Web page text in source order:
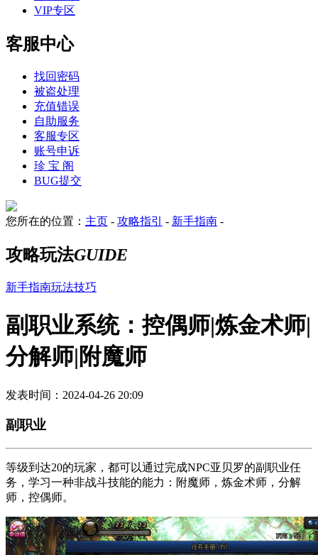
VIP专区
客服中心
找回密码
被盗处理
充值错误
自助服务
客服专区
账号申诉
珍 宝 阁
BUG提交
您所在的位置： 主页 - 攻略指引 - 新手指南 -
攻略玩法GUIDE
新手指南玩法技巧
副职业系统：控偶师|炼金术师|
分解师|附魔师
发表时间：2024-04-26 20:09
副职业
等级到达20的玩家，都可以通过完成NPC亚贝罗的副职业任
务，学习一种非战斗技能的能力：附魔师，炼金术师，分解
师，控偶师。